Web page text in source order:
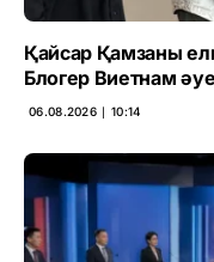
Қайсар Қамзаны
Блогер Виетнам
06.08.2026 ∣ 10:14